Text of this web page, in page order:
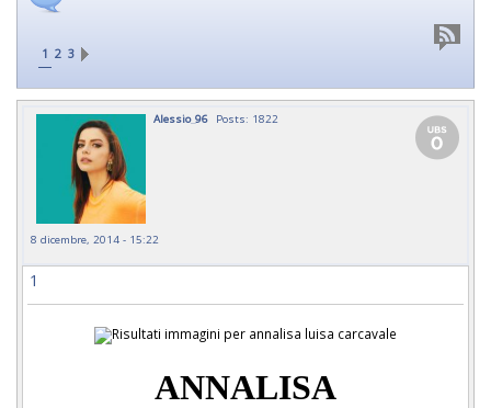
1 2 3
Alessio_96 Posts: 1822
8 dicembre, 2014 - 15:22
1
ANNALISA